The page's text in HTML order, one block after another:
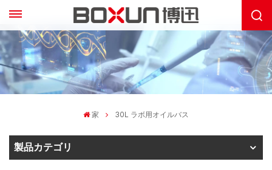
家 30L ラボ用オイルバス
製品カテゴリ